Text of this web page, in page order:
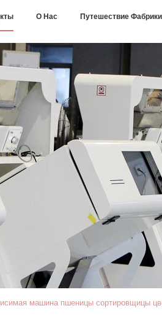
О Нас Путешествие Фабрики
машина пшеницы сортировщицы